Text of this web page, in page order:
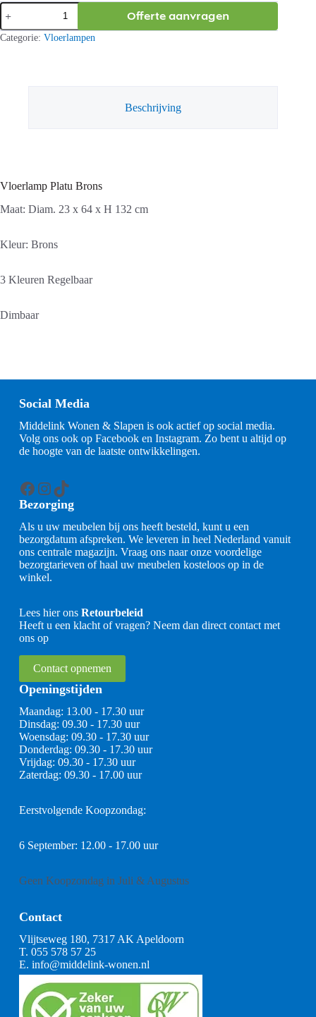
Vloerlamp
Platu
Brons
aantal
Offerte aanvragen
Categorie: Vloerlampen
Beschrijving
Vloerlamp Platu Brons
Maat: Diam. 23 x 64 x H 132 cm
Kleur: Brons
3 Kleuren Regelbaar
Dimbaar
Social Media
Middelink Wonen & Slapen is ook actief op social media.
Volg ons ook op Facebook en Instagram. Zo bent u altijd op
de hoogte van de laatste ontwikkelingen.
Facebook
Instagram
TikTok
Bezorging
Als u uw meubelen bij ons heeft besteld, kunt u een
bezorgdatum afspreken. We leveren in heel Nederland vanuit
ons centrale magazijn. Vraag ons naar onze voordelige
bezorgtarieven of haal uw meubelen kosteloos op in de
winkel.
Lees hier ons Retourbeleid
Heeft u een klacht of vragen? Neem dan direct contact met
ons op
Contact opnemen
Openingstijden
Maandag: 13.00 - 17.30 uur
Dinsdag: 09.30 - 17.30 uur
Woensdag: 09.30 - 17.30 uur
Donderdag: 09.30 - 17.30 uur
Vrijdag: 09.30 - 17.30 uur
Zaterdag: 09.30 - 17.00 uur
Eerstvolgende Koopzondag:
6 September: 12.00 - 17.00 uur
Geen Koopzondag in Juli & Augustus
Contact
Vlijtseweg 180, 7317 AK Apeldoorn
T. 055 578 57 25
E. info@middelink-wonen.nl